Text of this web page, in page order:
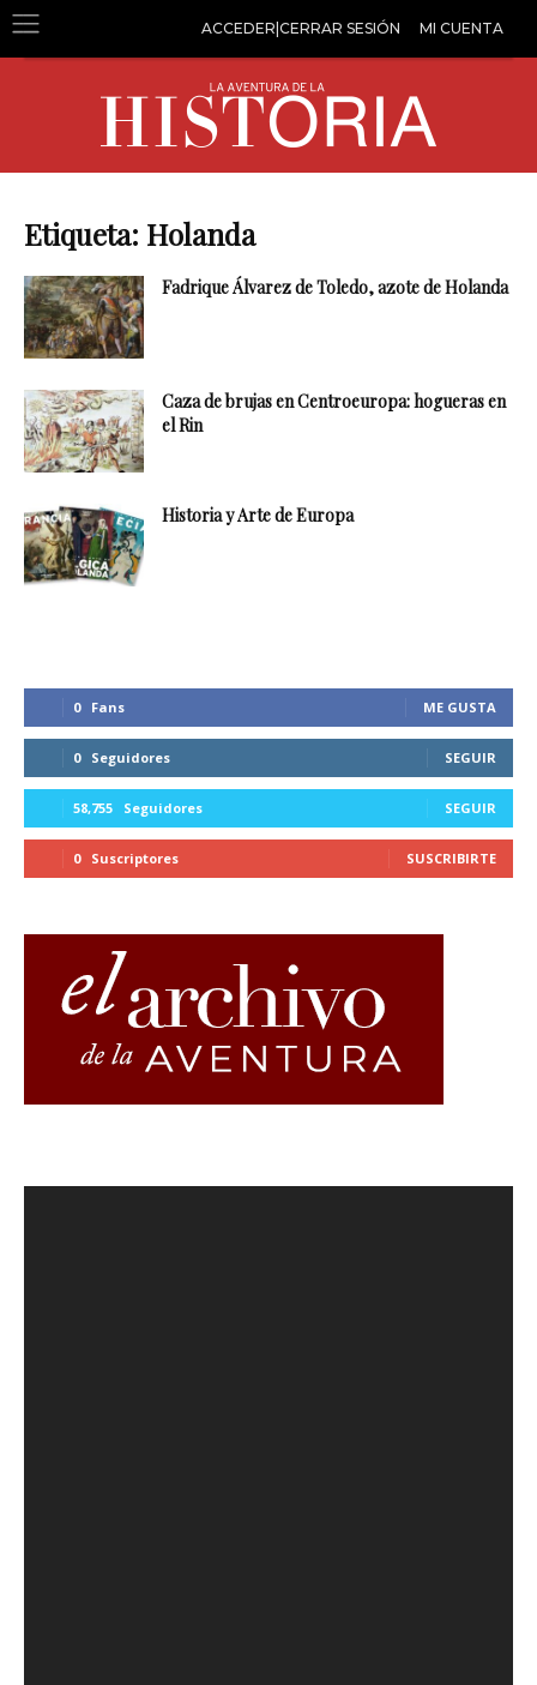
ACCEDER|CERRAR SESIÓN MI CUENTA
Etiqueta: Holanda
Fadrique Álvarez de Toledo, azote de Holanda
Caza de brujas en Centroeuropa: hogueras en
el Rin
Historia y Arte de Europa
0 Fans ME GUSTA
0 Seguidores SEGUIR
58,755 Seguidores SEGUIR
0 Suscriptores SUSCRIBIRTE